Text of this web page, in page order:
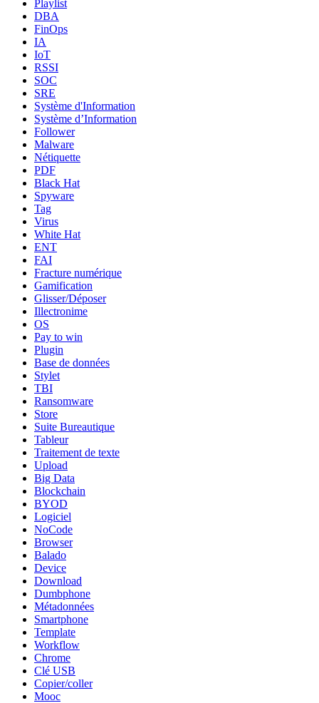
Playlist
DBA
FinOps
IA
IoT
RSSI
SOC
SRE
Système d'Information
Système d’Information
Follower
Malware
Nétiquette
PDF
Black Hat
Spyware
Tag
Virus
White Hat
ENT
FAI
Fracture numérique
Gamification
Glisser/Déposer
Illectronime
OS
Pay to win
Plugin
Base de données
Stylet
TBI
Ransomware
Store
Suite Bureautique
Tableur
Traitement de texte
Upload
Big Data
Blockchain
BYOD
Logiciel
NoCode
Browser
Balado
Device
Download
Dumbphone
Métadonnées
Smartphone
Template
Workflow
Chrome
Clé USB
Copier/coller
Mooc